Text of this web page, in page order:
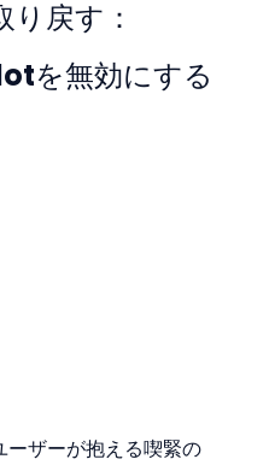
戻す：
を無効にする
ザーが抱える喫緊の